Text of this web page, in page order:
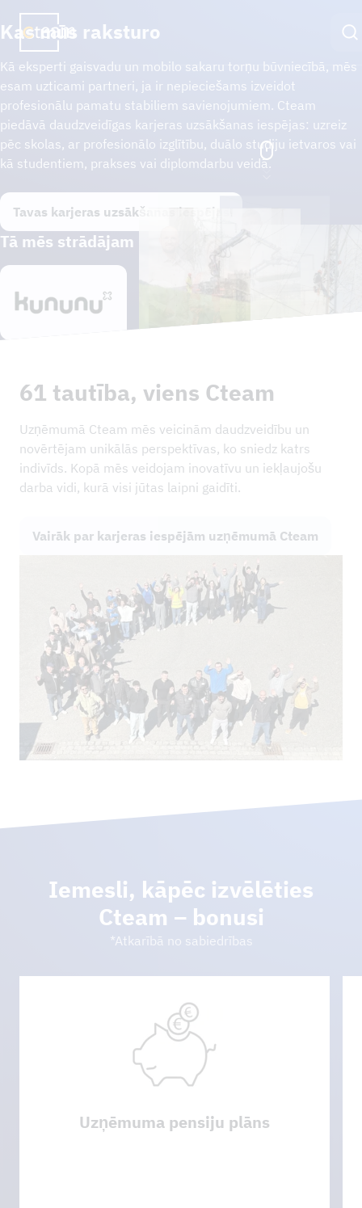
Vakances
Karjeras iespējas
Pieteikšanās process
ILGTSPĒJĪBA
LV
Kas mūs raksturo
Kā eksperti gaisvadu un mobilo sakaru torņu būvniecībā, mēs
esam uzticami partneri, ja ir nepieciešams izveidot
profesionālu pamatu stabiliem savienojumiem. Cteam
piedāvā daudzveidīgas karjeras uzsākšanas iespējas: uzreiz
pēc skolas, ar profesionālo izglītību, duālo studiju ietvaros vai
kā studentiem, prakses vai diplomdarbu veidā.
Tavas karjeras uzsākšanas iespējas
Tā mēs strādājam
61 tautība, viens Cteam
Uzņēmumā Cteam mēs veicinām daudzveidību un
novērtējam unikālās perspektīvas, ko sniedz katrs
indivīds. Kopā mēs veidojam inovatīvu un iekļaujošu
darba vidi, kurā visi jūtas laipni gaidīti.
Vairāk par karjeras iespējām uzņēmumā Cteam
Iemesli, kāpēc izvēlēties
Cteam – bonusi
*Atkarībā no sabiedrības
Uzņēmuma pensiju plāns